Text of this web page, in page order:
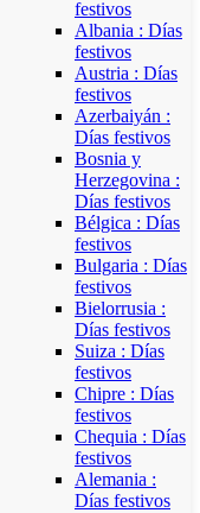
festivos
Albania : Días
festivos
Austria : Días
festivos
Azerbaiyán :
Días festivos
Bosnia y
Herzegovina :
Días festivos
Bélgica : Días
festivos
Bulgaria : Días
festivos
Bielorrusia :
Días festivos
Suiza : Días
festivos
Chipre : Días
festivos
Chequia : Días
festivos
Alemania :
Días festivos